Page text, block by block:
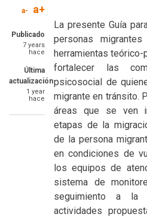
a- a+
Publicado
7 years
hace
Última
actualización
1 year
hace
SummaryText
La presente Guía
personas
herramientas
fortalecer las
psicosocial de
migrante en tránsito.
áreas que se ven
etapas de la
de la persona
en condiciones de
los equipos de
sistema de
seguimiento a la
actividades